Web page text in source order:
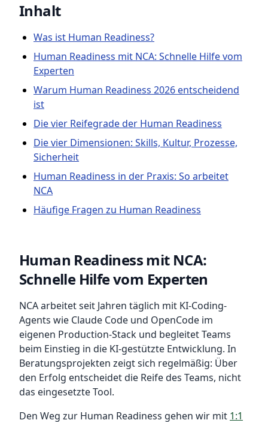
Inhalt
Was ist Human Readiness?
Human Readiness mit NCA: Schnelle Hilfe vom
Experten
Warum Human Readiness 2026 entscheidend
ist
Die vier Reifegrade der Human Readiness
Die vier Dimensionen: Skills, Kultur, Prozesse,
Sicherheit
Human Readiness in der Praxis: So arbeitet
NCA
Häufige Fragen zu Human Readiness
Human Readiness mit NCA:
Schnelle Hilfe vom Experten
NCA arbeitet seit Jahren täglich mit KI-Coding-
Agents wie Claude Code und OpenCode im
eigenen Production-Stack und begleitet Teams
beim Einstieg in die KI-gestützte Entwicklung. In
Beratungsprojekten zeigt sich regelmäßig: Über
den Erfolg entscheidet die Reife des Teams, nicht
das eingesetzte Tool.
Den Weg zur Human Readiness gehen wir mit 1:1